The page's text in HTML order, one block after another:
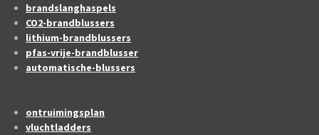
brandslanghaspels
CO2-brandblussers
lithium-brandblussers
pfas-vrije-brandblusser
automatische-blussers
ontruimingsplan
vluchtladders